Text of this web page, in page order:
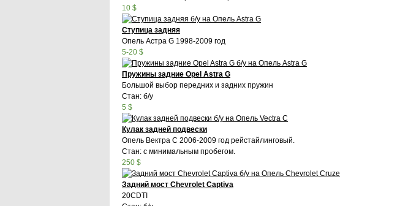
10 $
Ступица задняя
Опель Астра G 1998-2009 год
5-20 $
Пружины задние Opel Astra G
Большой выбор передних и задних пружин
Стан: б/у
5 $
Кулак задней подвески
Опель Вектра С 2006-2009 год рейстайлинговый.
Стан: с минимальным пробегом.
250 $
Задний мост Chevrolet Captiva
20CDTI